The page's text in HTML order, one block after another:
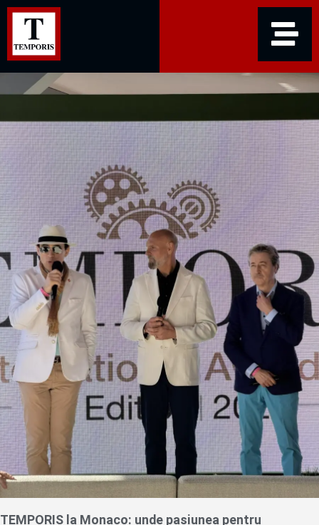
TEMPORIS la Monaco: unde pasiunea pentru